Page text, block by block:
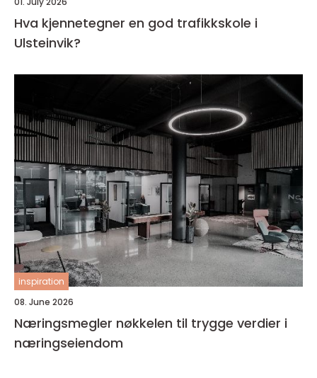
Hva kjennetegner en god trafikkskole i
Ulsteinvik?
inspiration
08. June 2026
Næringsmegler nøkkelen til trygge verdier i
næringseiendom